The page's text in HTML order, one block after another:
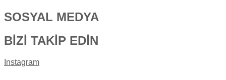
SOSYAL MEDYA
BİZİ TAKİP EDİN
Instagram